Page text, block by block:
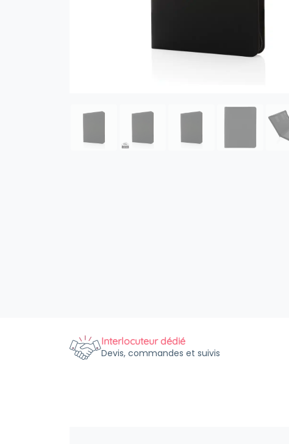
Interlocuteur dédié
Devis, commandes et suivis